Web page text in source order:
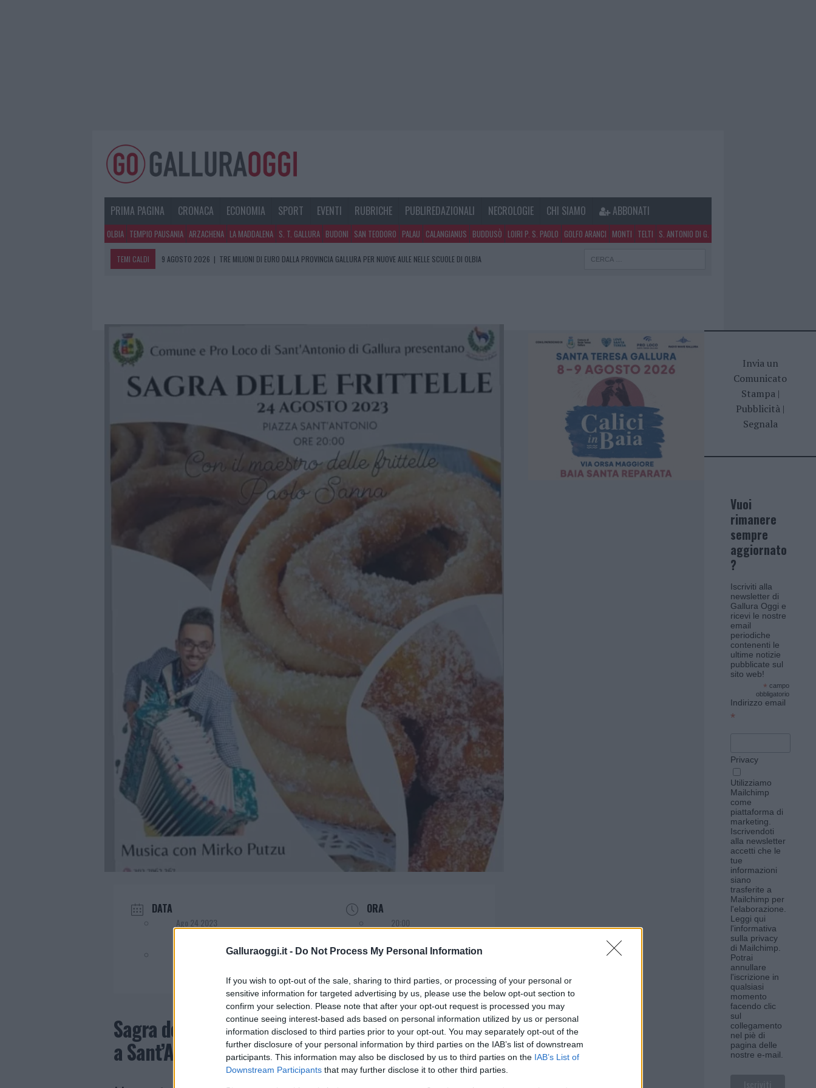
Galluraoggi.it - Do Not Process My Personal Information
If you wish to opt-out of the sale, sharing to third parties, or processing of your personal or
sensitive information for targeted advertising by us, please use the below opt-out section to
confirm your selection. Please note that after your opt-out request is processed you may
continue seeing interest-based ads based on personal information utilized by us or personal
information disclosed to third parties prior to your opt-out. You may separately opt-out of the
further disclosure of your personal information by third parties on the IAB’s list of downstream
participants. This information may also be disclosed by us to third parties on the IAB’s List of
Downstream Participants that may further disclose it to other third parties.
PRIMA PAGINA CRONACA ECONOMIA SPORT EVENTI RUBRICHE PUBLIREDAZIONALI NECROLOGIE CHI SIAMO ABBONATI
OLBIA TEMPIO PAUSANIA ARZACHENA LA MADDALENA S. T. GALLURA BUDONI SAN TEODORO PALAU CALANGIANUS BUDDUSÒ LOIRI P. S. PAOLO GOLFO ARANCI MONTI TELTI S. ANTONIO DI G.
TEMI CALDI 9 AGOSTO 2026 | TRE MILIONI DI EURO DALLA PROVINCIA GALLURA PER NUOVE AULE NELLE SCUOLE DI OLBIA
9 AGOSTO 2026
DATA
Ago 24 2023
Evento terminato!
ORA
20:00
Sagra delle Frittelle con la musica di Mirko Putzu
a Sant’Antonio
Invia un
Comunicato
Stampa|
Pubblicità |
Segnala
Vuoi
rimanere
sempre
aggiornato
?
Iscriviti alla
newsletter di
Gallura Oggi e
ricevi le nostre
email
periodiche
contenenti le
ultime notizie
pubblicate sul
sito web!
* campo
obbligatorio
Indirizzo email
*
Privacy
Utilizziamo
Mailchimp
come
piattaforma di
marketing.
Iscrivendoti
alla newsletter
accetti che le
tue
informazioni
siano
trasferite a
Mailchimp per
l'elaborazione.
Leggi qui
l'informativa
sulla privacy
di Mailchimp.
Potrai
annullare
l'iscrizione in
qualsiasi
momento
facendo clic
sul
collegamento
nel piè di
pagina delle
nostre e-mail.